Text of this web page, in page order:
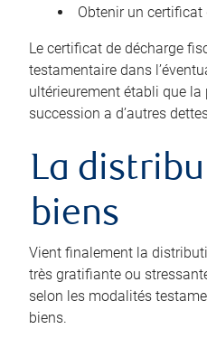
Obtenir un certificat
Le certificat de décharge
testamentaire dans
ultérieurement établi que la
succession a d’autres
La
biens
Vient finalement la
très gratifiante ou
selon les modalités
biens.